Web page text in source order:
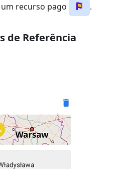
um recurso pago .
de Referência